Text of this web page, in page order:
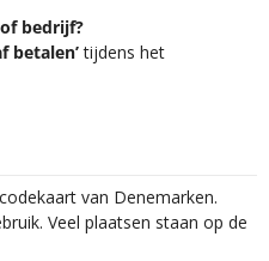
bedrijf?
betalen’tijdens het
van Denemarken.
Veel plaatsen staan op de